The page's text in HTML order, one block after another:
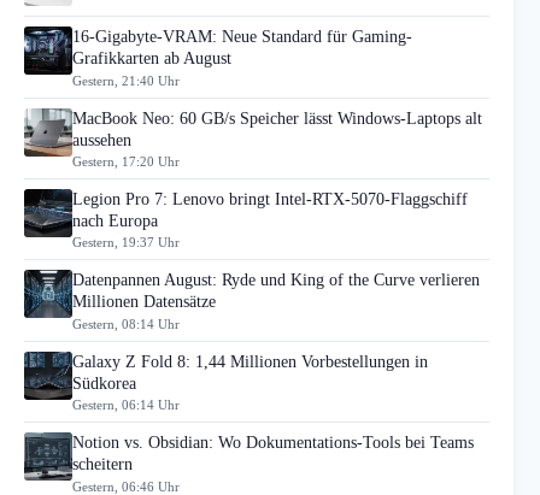
16-Gigabyte-VRAM: Neue Standard für Gaming-
Grafikkarten ab August
Gestern, 21:40 Uhr
MacBook Neo: 60 GB/s Speicher lässt Windows-Laptops alt
aussehen
Gestern, 17:20 Uhr
Legion Pro 7: Lenovo bringt Intel-RTX-5070-Flaggschiff
nach Europa
Gestern, 19:37 Uhr
Datenpannen August: Ryde und King of the Curve verlieren
Millionen Datensätze
Gestern, 08:14 Uhr
Galaxy Z Fold 8: 1,44 Millionen Vorbestellungen in
Südkorea
Gestern, 06:14 Uhr
Notion vs. Obsidian: Wo Dokumentations-Tools bei Teams
scheitern
Gestern, 06:46 Uhr